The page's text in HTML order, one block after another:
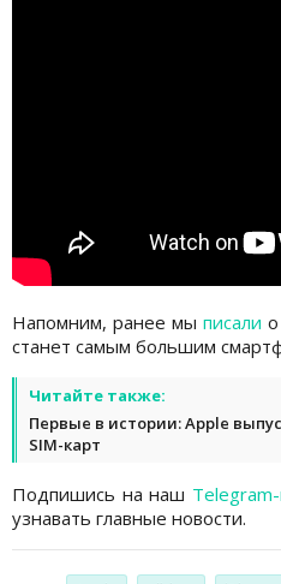
Напомним, ранее мыписали
станет самым большим
Читайте также:
Первые в истории: Apple
SIM-карт
Подпишись на наш Telegram-
узнавать главные новости.